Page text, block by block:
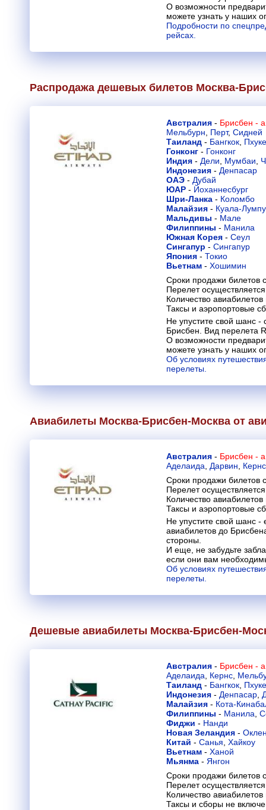
О возможности
можете узнать у наших
Подробности по
рейсах.
Распродажа дешевых билетов Москва-
Австралия - Брисбен -
Мельбурн, Перт, Сидней
Таиланд - Бангкок,
Гонконг - Гонконг
Индия - Дели, Мумбаи,
Индонезия - Денпасар
ОАЭ - Дубай
ЮАР - Йоханнесбург
Шри-Ланка - Коломбо
Малайзия - Куала-
Мальдивы - Мале
Филиппины - Манила
Южная Корея - Сеул
Сингапур - Сингапур
Япония - Токио
Вьетнам - Хошимин
Сроки продажи билетов
Перелет
Количество
Таксы и аэропортовые
Не упустите свой шанс -
Брисбен. Вид перелета
О возможности
можете узнать у наших
Об условиях
перелеты.
Авиабилеты Москва-Брисбен-Москва от
Австралия - Брисбен -
Аделаида, Дарвин, Кернс
Сроки продажи билетов
Перелет
Количество
Таксы и аэропортовые
Не упустите свой шанс -
авиабилетов до
стороны.
И еще, не забудьте
если они вам
Об условиях
перелеты.
Дешевые авиабилеты Москва-Брисбен-
Австралия - Брисбен -
Аделаида, Кернс,
Таиланд - Бангкок,
Индонезия - Денпасар,
Малайзия - Кота-
Филиппины - Манила,
Фиджи - Нанди
Новая Зеландия -
Китай - Санья, Хайкоу
Вьетнам - Ханой
Мьянма - Янгон
Сроки продажи билетов
Перелет
Количество
Таксы и сборы не